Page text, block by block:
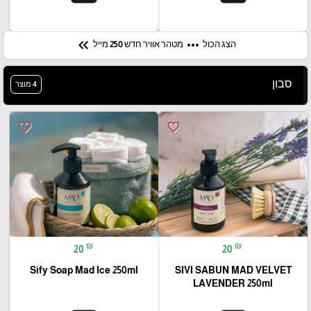
הצג הכול more_horiz מטהר אוויר חדש 250 מייל keyboard_double_arrow_left
סבון 4 מוצר
favorite_border
20 ₪
SIVI SABUN MAD VELVET
LAVENDER 250ml
favorite_border
20 ₪
Sify Soap Mad Ice 250ml